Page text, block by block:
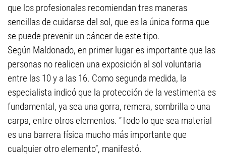
que los profesionales recomiendan tres maneras
sencillas de cuidarse del sol, que es la única forma que
se puede prevenir un cáncer de este tipo.
Según Maldonado, en primer lugar es importante que las
personas no realicen una exposición al sol voluntaria
entre las 10 y a las 16. Como segunda medida, la
especialista indicó que la protección de la vestimenta es
fundamental, ya sea una gorra, remera, sombrilla o una
carpa, entre otros elementos. “Todo lo que sea material
es una barrera física mucho más importante que
cualquier otro elemento”, manifestó.